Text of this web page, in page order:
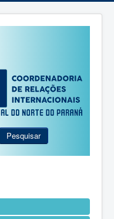
Pesquisar